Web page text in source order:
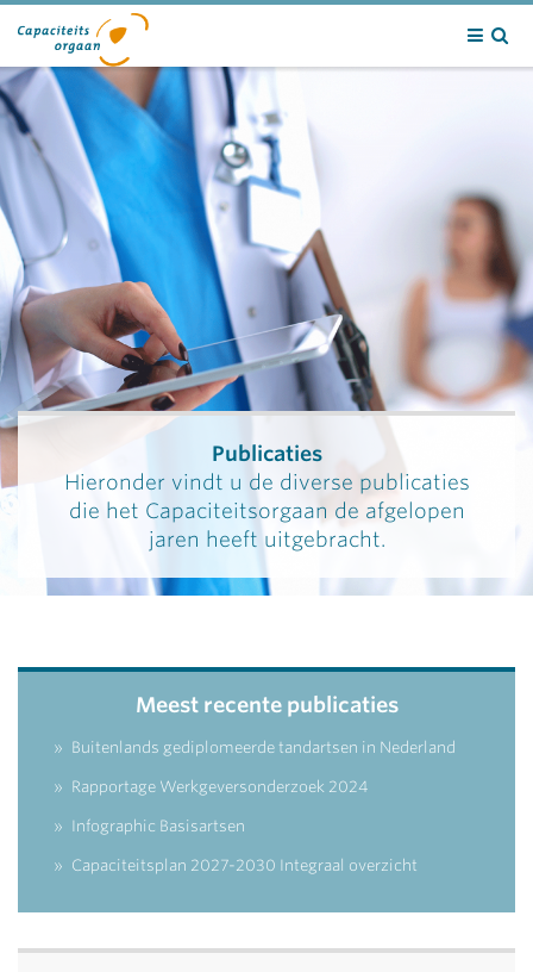
Publicaties
Hieronder vindt u de diverse publicaties
die het Capaciteitsorgaan de afgelopen
jaren heeft uitgebracht.
Meest recente publicaties
Buitenlands gediplomeerde tandartsen in Nederland
Rapportage Werkgeversonderzoek 2024
Infographic Basisartsen
Capaciteitsplan 2027-2030 Integraal overzicht